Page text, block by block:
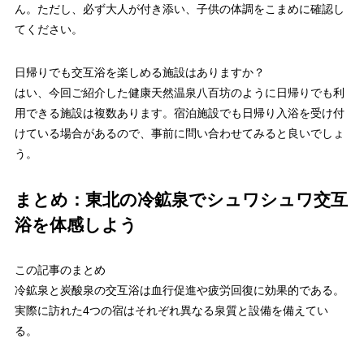
ん。ただし、必ず大人が付き添い、子供の体調をこまめに確認し
てください。
日帰りでも交互浴を楽しめる施設はありますか？
はい、今回ご紹介した健康天然温泉八百坊のように日帰りでも利
用できる施設は複数あります。宿泊施設でも日帰り入浴を受け付
けている場合があるので、事前に問い合わせてみると良いでしょ
う。
まとめ：東北の冷鉱泉でシュワシュワ交互
浴を体感しよう
この記事のまとめ
冷鉱泉と炭酸泉の交互浴は血行促進や疲労回復に効果的である。
実際に訪れた4つの宿はそれぞれ異なる泉質と設備を備えてい
る。